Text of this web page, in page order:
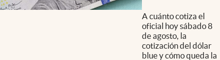
A cuánto cotiza el
oficial hoy sábado 8
de agosto, la
cotización del dólar
blue y cómo queda la